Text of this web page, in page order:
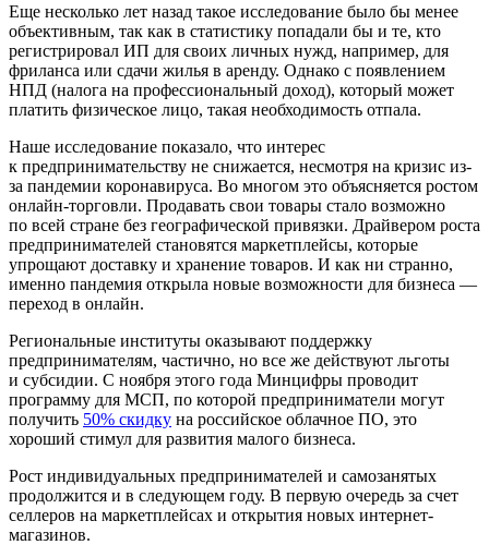
Еще несколько лет назад такое исследование было бы менее
объективным, так как в статистику попадали бы и те, кто
регистрировал ИП для своих личных нужд, например, для
фриланса или сдачи жилья в аренду. Однако с появлением
НПД (налога на профессиональный доход), который может
платить физическое лицо, такая необходимость отпала.
Наше исследование показало, что интерес
к предпринимательству не снижается, несмотря на кризис из-
за пандемии коронавируса. Во многом это объясняется ростом
онлайн-торговли. Продавать свои товары стало возможно
по всей стране без географической привязки. Драйвером роста
предпринимателей становятся маркетплейсы, которые
упрощают доставку и хранение товаров. И как ни странно,
именно пандемия открыла новые возможности для бизнеса —
переход в онлайн.
Региональные институты оказывают поддержку
предпринимателям, частично, но все же действуют льготы
и субсидии. С ноября этого года Минцифры проводит
программу для МСП, по которой предприниматели могут
получить 50% скидку на российское облачное ПО, это
хороший стимул для развития малого бизнеса.
Рост индивидуальных предпринимателей и самозанятых
продолжится и в следующем году. В первую очередь за счет
селлеров на маркетплейсах и открытия новых интернет-
магазинов.